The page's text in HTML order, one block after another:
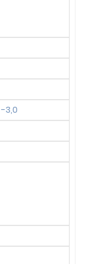
-3,0